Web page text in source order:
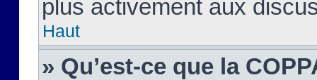
plus activement aux
Haut
» Qu’est-ce que la